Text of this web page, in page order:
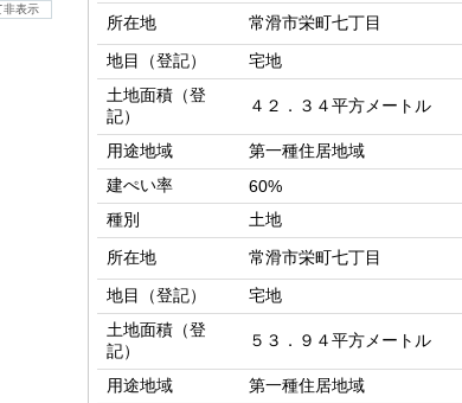
非表示
所在地
常滑市栄町七丁目
地目（登記）
宅地
土地面積（登
記）
４２．３４平方メートル
用途地域
第一種住居地域
建ぺい率
60%
種別
土地
所在地
常滑市栄町七丁目
地目（登記）
宅地
土地面積（登
記）
５３．９４平方メートル
用途地域
第一種住居地域